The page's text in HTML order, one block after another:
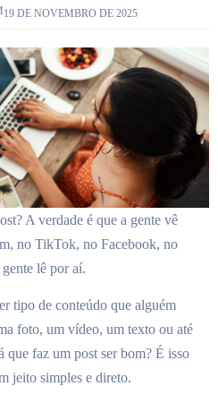
19 DE NOVEMBRO DE 2025
A verdade é que a gente vê
no TikTok, no Facebook, no
lê por aí.
tipo de conteúdo que alguém
foto, um vídeo, um texto ou até
que faz um post ser bom? É isso
jeito simples e direto.